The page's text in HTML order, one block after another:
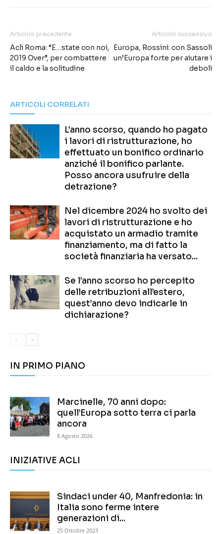
Articolo precedente
Acli Roma: “E…state con noi,
2019 Over”, per combattere
il caldo e la solitudine
Articolo successivo
Europa, Rossini: con Sassoli
un’Europa forte per aiutare i
deboli
ARTICOLI CORRELATI
L’anno scorso, quando ho pagato
i lavori di ristrutturazione, ho
effettuato un bonifico ordinario
anziché il bonifico parlante.
Posso ancora usufruire della
detrazione?
Nel dicembre 2024 ho svolto dei
lavori di ristrutturazione e ho
acquistato un armadio tramite
finanziamento, ma di fatto la
società finanziaria ha versato...
Se l’anno scorso ho percepito
delle retribuzioni all’estero,
quest’anno devo indicarle in
dichiarazione?
IN PRIMO PIANO
Marcinelle, 70 anni dopo:
quell’Europa sotto terra ci parla
ancora
8 Agosto 2026
INIZIATIVE ACLI
Sindaci under 40, Manfredonia: in
Italia sono ferme intere
generazioni di...
25 Ottobre 2023